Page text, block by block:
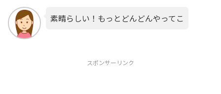
素晴らしい！もっとどんどんやってこ
スポンサーリンク